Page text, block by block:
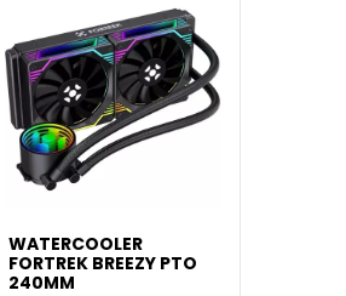
WATERCOOLER
FORTREK BREEZY PTO
240MM